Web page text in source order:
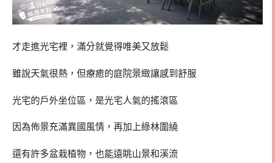
才走進光宅裡，滿分就覺得唯美又放鬆
雖說天氣很熱，但療癒的庭院景緻讓感到舒服
光宅的戶外坐位區，是光宅人氣的搖滾區
因為佈景充滿異國風情，再加上綠林圍繞
還有許多盆栽植物，也能遠眺山景和溪流